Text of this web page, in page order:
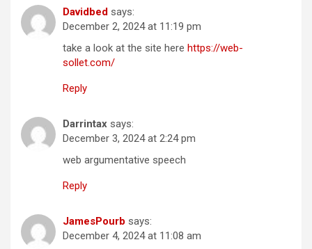
Davidbed says:
December 2, 2024 at 11:19 pm
take a look at the site here https://web-
sollet.com/
Reply
Darrintax says:
December 3, 2024 at 2:24 pm
web argumentative speech
Reply
JamesPourb says:
December 4, 2024 at 11:08 am